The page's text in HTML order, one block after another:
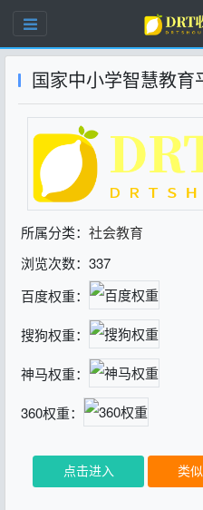
国家中小学智慧教育
所属分类： 社会教育
浏览次数：337
百度权重：
搜狗权重：
神马权重：
360权重：
点击进入 类